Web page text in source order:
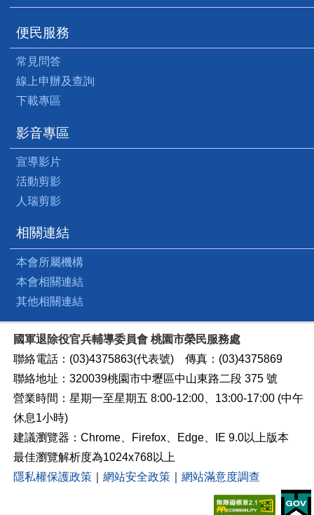
便民服務
常見問答
線上申辦及查詢
下載專區
影音專區
宣導影片
活動剪影
人瑞剪影
相關連結
本會所屬機構
本會相關連結
其他相關連結
國軍退除役官兵輔導委員會 桃園市榮民服務處
聯絡電話：(03)4375863(代表號) 傳真：(03)4375869
聯絡地址：320039桃園市中壢區中山東路二段 375 號
營業時間：星期一至星期五 8:00-12:00、13:00-17:00 (中午
休息1小時)
建議瀏覽器：Chrome、Firefox、Edge、IE 9.0以上版本
最佳瀏覽解析度為1024x768以上
隱私權保護政策｜ 網站安全政策｜ 網站滿意度調查